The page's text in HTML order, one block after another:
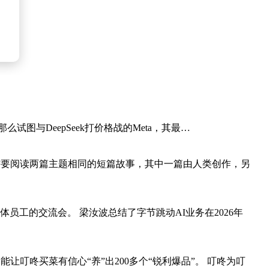
么试图与DeepSeek打价格战的Meta，其最…
阅读两篇主题相同的短篇故事，其中一篇由人类创作，另
员工的交流会。 梁汝波总结了字节跳动AI业务在2026年
叮咚买菜有信心“养”出200多个“锐利爆品”。 叮咚为叮